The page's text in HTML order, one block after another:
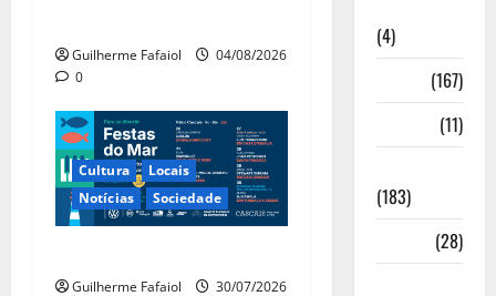
Guilherme Fafaiol
04/08/2026
0
Cultura
Locais
Notícias
Sociedade
Guilherme Fafaiol
30/07/2026
(4)
(167)
(11)
(183)
(28)